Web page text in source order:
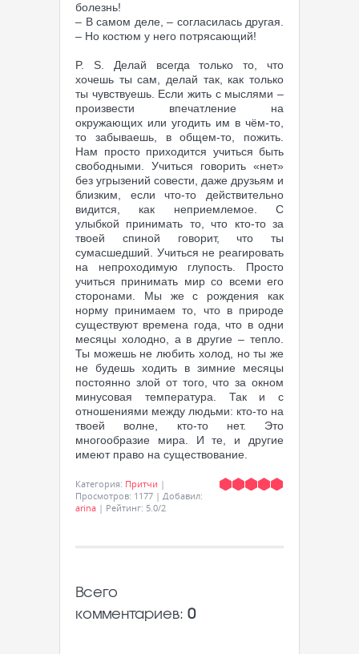
болезнь!
– В самом деле, – согласилась другая.
– Но костюм у него потрясающий!
P. S. Делай всегда только то, что
хочешь ты сам, делай так, как только
ты чувствуешь. Если жить с мыслями –
произвести впечатление на
окружающих или угодить им в чём-то,
то забываешь, в общем-то, пожить.
Нам просто приходится учиться быть
свободными. Учиться говорить «нет»
без угрызений совести, даже друзьям и
близким, если что-то действительно
видится, как неприемлемое. С
улыбкой принимать то, что кто-то за
твоей спиной говорит, что ты
сумасшедший. Учиться не реагировать
на непроходимую глупость. Просто
учиться принимать мир со всеми его
сторонами. Мы же с рождения как
норму принимаем то, что в природе
существуют времена года, что в одни
месяцы холодно, а в другие – тепло.
Ты можешь не любить холод, но ты же
не будешь ходить в зимние месяцы
постоянно злой от того, что за окном
минусовая температура. Так и с
отношениями между людьми: кто-то на
твоей волне, кто-то нет. Это
многообразие мира. И те, и другие
имеют право на существование.
Категория: Притчи |
Просмотров: 1177 | Добавил:
arina | Рейтинг: 5.0/2
Всего
комментариев: 0